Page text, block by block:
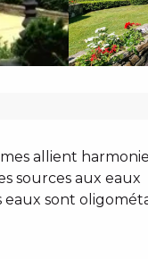
allient
sources aux eaux
eaux sont